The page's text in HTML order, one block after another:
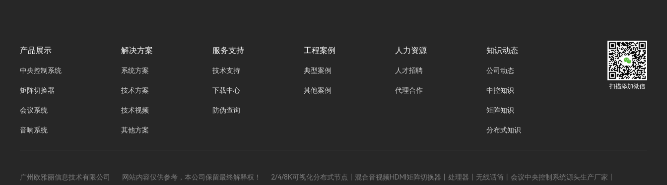
了释放边缘计算全部效能的关键一环。
产品展示
中央控制系统
矩阵切换器
会议系统
音响系统
解决方案
系统方案
技术方案
技术视频
其他方案
服务支持
技术支持
下载中心
防伪查询
工程案例
典型案例
其他案例
人力资源
人才招聘
代理合作
知识动态
公司动态
中控知识
矩阵知识
分布式知识
扫描添加微信
广州欧雅丽信息技术有限公司 网站内容仅供参考，本公司保留最终解释权！ 2/4/8K可视化分布式节点丨混合音视频HDMI矩阵切换器丨处理器丨无线话筒丨会议中央控制系统源头生产厂家丨